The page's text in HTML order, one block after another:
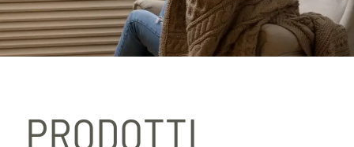
PRODOTTI